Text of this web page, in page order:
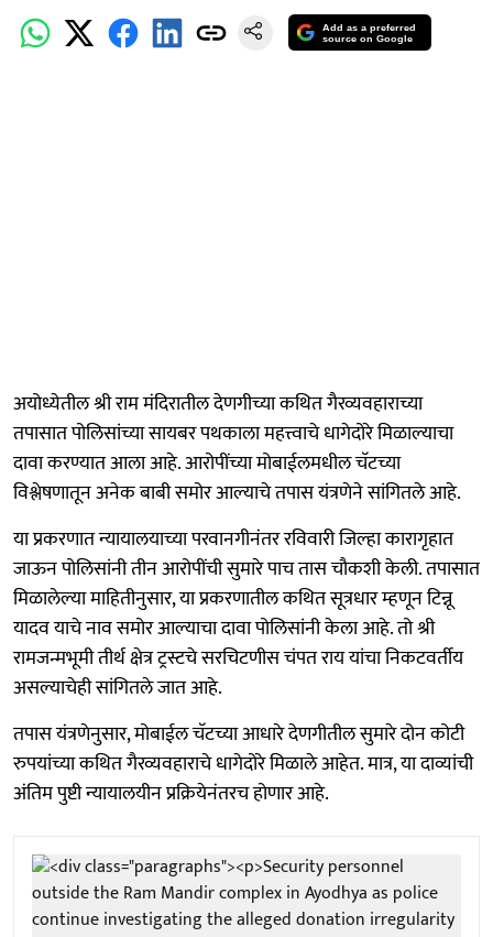
Add as a preferred
source on Google
अयोध्येतील श्री राम मंदिरातील देणगीच्या कथित गैरव्यवहाराच्या
तपासात पोलिसांच्या सायबर पथकाला महत्त्वाचे धागेदोरे मिळाल्याचा
दावा करण्यात आला आहे. आरोपींच्या मोबाईलमधील चॅटच्या
विश्लेषणातून अनेक बाबी समोर आल्याचे तपास यंत्रणेने सांगितले आहे.
या प्रकरणात न्यायालयाच्या परवानगीनंतर रविवारी जिल्हा कारागृहात
जाऊन पोलिसांनी तीन आरोपींची सुमारे पाच तास चौकशी केली. तपासात
मिळालेल्या माहितीनुसार, या प्रकरणातील कथित सूत्रधार म्हणून टिन्नू
यादव याचे नाव समोर आल्याचा दावा पोलिसांनी केला आहे. तो श्री
रामजन्मभूमी तीर्थ क्षेत्र ट्रस्टचे सरचिटणीस चंपत राय यांचा निकटवर्तीय
असल्याचेही सांगितले जात आहे.
तपास यंत्रणेनुसार, मोबाईल चॅटच्या आधारे देणगीतील सुमारे दोन कोटी
रुपयांच्या कथित गैरव्यवहाराचे धागेदोरे मिळाले आहेत. मात्र, या दाव्यांची
अंतिम पुष्टी न्यायालयीन प्रक्रियेनंतरच होणार आहे.